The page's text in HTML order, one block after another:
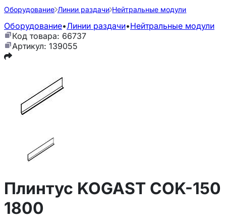
Оборудование Линии раздачи Нейтральные модули
Оборудование•Линии раздачи•Нейтральные модули
Код товара: 66737
Артикул: 139055
Плинтус KOGAST COK-150
1800